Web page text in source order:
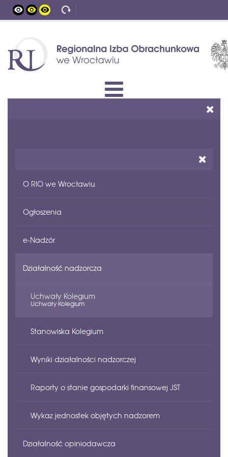
O RIO we Wrocławiu
Status prawny
Ustawa
Struktura organizacyjna
Plany pracy Izby
Roczne sprawozdania z działalności Izby
Przyjmowanie skarg, wniosków i petycji
Prowadzone rejestry, ewidencje i archiwum
Majątek Izby
Sprawozdania finansowe Izby
Ogłoszenia
Zamówienia publiczne
Plan zamówień publicznych
Komunikaty o szkoleniach dla JST
e-Nadzór
Działalność nadzorcza
Uchwały Kolegium
Uchwały Kolegium
Stanowiska Kolegium
Wyniki działalności nadzorczej
Raporty o stanie gospodarki finansowej JST
Wykaz jednostek objętych nadzorem
Działalność opiniodawcza